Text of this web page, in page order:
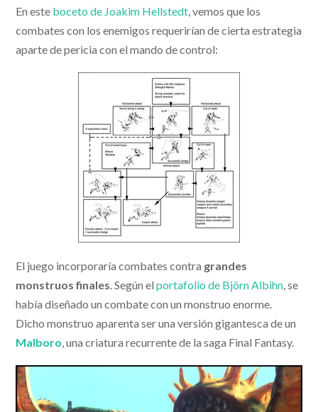
En este boceto de Joakim Hellstedt , vemos que los
combates con los enemigos requerirían de cierta estrategia
aparte de pericia con el mando de control:
El juego incorporaría combates contra grandes
monstruos finales. Según elportafolio de Björn Albihn, se
había diseñado un combate con un monstruo enorme.
Dicho monstruo aparenta ser una versión gigantesca de un
Malboro, una criatura recurrente de la saga Final Fantasy.